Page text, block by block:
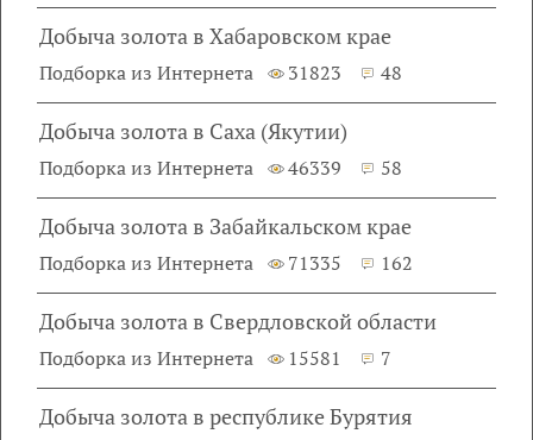
Добыча золота в Хабаровском крае
Подборка из Интернета 31823 48
Добыча золота в Саха (Якутии)
Подборка из Интернета 46339 58
Добыча золота в Забайкальском крае
Подборка из Интернета 71335 162
Добыча золота в Свердловской области
Подборка из Интернета 15581 7
Добыча золота в республике Бурятия